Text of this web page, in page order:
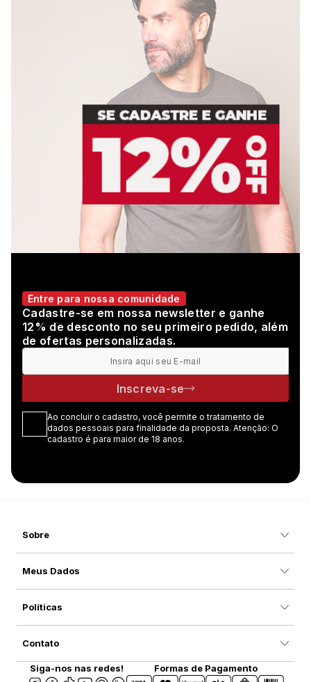
Entre para nossa comunidade
Cadastre-se em nossa newsletter e ganhe
12% de desconto no seu primeiro pedido, além
de ofertas personalizadas.
Inscreva-se
Ao concluir o cadastro, você permite o tratamento de
dados pessoais para finalidade da proposta. Atenção: O
cadastro é para maior de 18 anos.
Sobre
Meus Dados
Políticas
Contato
Siga-nos nas redes! Formas de Pagamento